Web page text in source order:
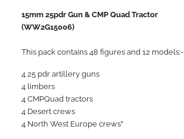
15mm 25pdr Gun & CMP Quad Tractor
(WW2G15006)
This pack contains 48 figures and 12 models:-
4 25 pdr artillery guns
4 limbers
4 CMPQuad tractors
4 Desert crews
4 North West Europe crews"